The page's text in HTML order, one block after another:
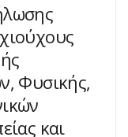
Φυσικής,
και